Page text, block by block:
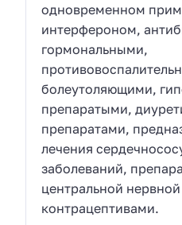
одновременном
интерфероном,
гормональными,
болеутоляющими,
препаратыми,
препаратами,
лечения
заболеваний,
центральной
контрацептивами.